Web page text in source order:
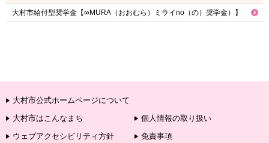
大村市給付型奨学金【∞MURA（おおむら）ミライno（の）奨学金）】
大村市公式ホームページについて
大村市はこんなまち
個人情報の取り扱い
ウェブアクセシビリティ方針
免責事項